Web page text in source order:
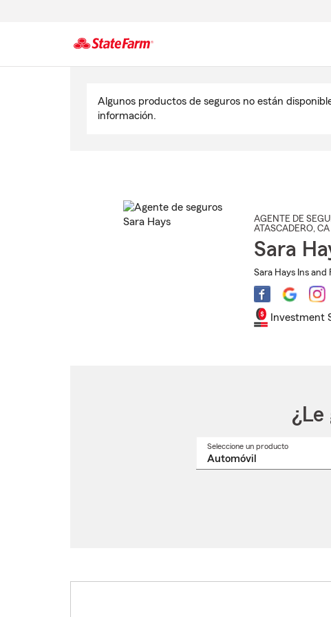
Algunos productos de seguros no están
información.
AGENTE DE
ATASCADERO, CA
Sara
Sara Hays Ins and
Investment
Seleccione un productoSeleccione